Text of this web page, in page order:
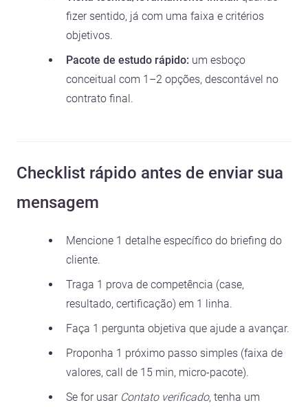
fizer sentido, já com uma faixa e critérios
objetivos.
Pacote de estudo rápido: um esboço
conceitual com 1–2 opções, descontável no
contrato final.
Checklist rápido antes de enviar sua
mensagem
Mencione 1 detalhe específico do briefing do
cliente.
Traga 1 prova de competência (case,
resultado, certificação) em 1 linha.
Faça 1 pergunta objetiva que ajude a avançar.
Proponha 1 próximo passo simples (faixa de
valores, call de 15 min, micro-pacote).
Se for usar Contato verificado, tenha um